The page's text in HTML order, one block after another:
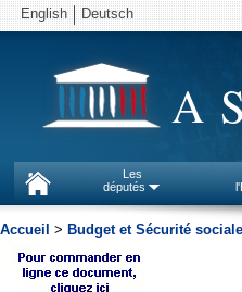
English Deutsch
Les
députés
Accueil > Budget et Sécurité sociale